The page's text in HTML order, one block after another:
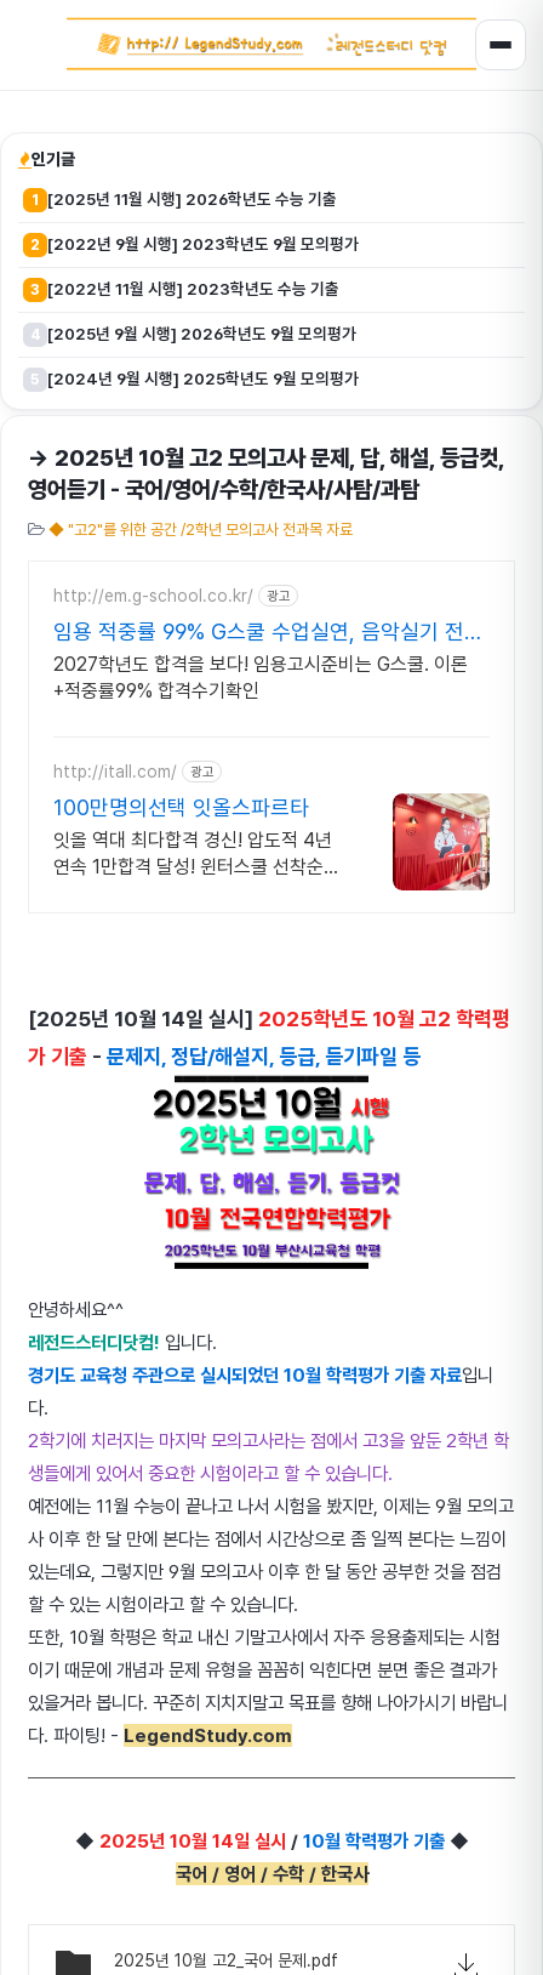
인기글
1 [2025년 11월 시행] 2026학년도 수능 기출
2 [2022년 9월 시행] 2023학년도 9월 모의평가
3 [2022년 11월 시행] 2023학년도 수능 기출
4 [2025년 9월 시행] 2026학년도 9월 모의평가
5 [2024년 9월 시행] 2025학년도 9월 모의평가
→ 2025년 10월 고2 모의고사 문제, 답, 해설, 등급컷,
영어듣기 - 국어/영어/수학/한국사/사탐/과탐
◆ "고2"를 위한 공간 /2학년 모의고사 전과목 자료
http://em.g-school.co.kr/ 광고
임용 적중률 99% G스쿨 수업실연, 음악실기 전문
학원
2027학년도 합격을 보다! 임용고시준비는 G스쿨. 이론
+적중률99% 합격수기확인
http://itall.com/ 광고
100만명의선택 잇올스파르타
잇올 역대 최다합격 경신! 압도적 4년
연속 1만합격 달성! 윈터스쿨 선착순
[2025년 10월 14일 실시] 2025학년도 10월 고2 학력평
가 기출 - 문제지, 정답/해설지, 등급, 듣기파일 등
안녕하세요^^
레전드스터디닷컴! 입니다.
경기도 교육청 주관으로 실시되었던 10월 학력평가 기출 자료입니
다.
2학기에 치러지는 마지막 모의고사라는 점에서 고3을 앞둔 2학년 학
생들에게 있어서 중요한 시험이라고 할 수 있습니다.
예전에는 11월 수능이 끝나고 나서 시험을 봤지만, 이제는 9월 모의고
사 이후 한 달 만에 본다는 점에서 시간상으로 좀 일찍 본다는 느낌이
있는데요, 그렇지만 9월 모의고사 이후 한 달 동안 공부한 것을 점검
할 수 있는 시험이라고 할 수 있습니다.
또한, 10월 학평은 학교 내신 기말고사에서 자주 응용출제되는 시험
이기 때문에 개념과 문제 유형을 꼼꼼히 익힌다면 분면 좋은 결과가
있을거라 봅니다. 꾸준히 지치지말고 목표를 향해 나아가시기 바랍니
다. 파이팅! - LegendStudy.com
◆ 2025년 10월 14일 실시 / 10월 학력평가 기출◆
국어 / 영어 / 수학 / 한국사
2025년 10월 고2_국어 문제.pdf